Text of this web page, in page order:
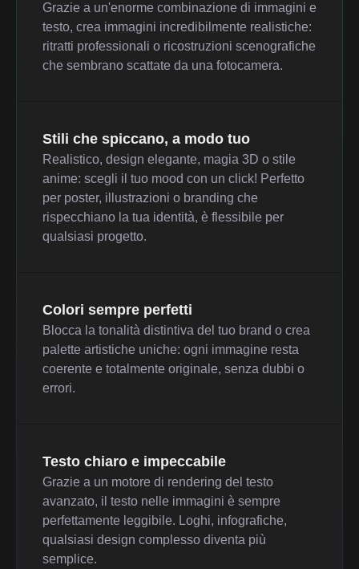
Grazie a un'enorme combinazione di immagini e
testo, crea immagini incredibilmente realistiche:
ritratti professionali o ricostruzioni scenografiche
che sembrano scattate da una fotocamera.
Stili che spiccano, a modo tuo
Realistico, design elegante, magia 3D o stile
anime: scegli il tuo mood con un click! Perfetto
per poster, illustrazioni o branding che
rispecchiano la tua identità, è flessibile per
qualsiasi progetto.
Colori sempre perfetti
Blocca la tonalità distintiva del tuo brand o crea
palette artistiche uniche: ogni immagine resta
coerente e totalmente originale, senza dubbi o
errori.
Testo chiaro e impeccabile
Grazie a un motore di rendering del testo
avanzato, il testo nelle immagini è sempre
perfettamente leggibile. Loghi, infografiche,
qualsiasi design complesso diventa più
semplice.